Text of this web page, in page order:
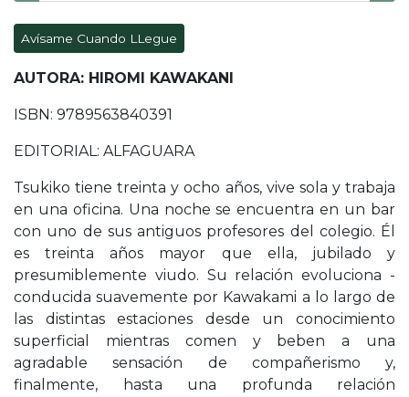
Avísame Cuando LLegue
AUTORA: HIROMI KAWAKANI
ISBN: 9789563840391
EDITORIAL: ALFAGUARA
Tsukiko tiene treinta y ocho años, vive sola y trabaja
en una oficina. Una noche se encuentra en un bar
con uno de sus antiguos profesores del colegio. Él
es treinta años mayor que ella, jubilado y
presumiblemente viudo. Su relación evoluciona -
conducida suavemente por Kawakami a lo largo de
las distintas estaciones desde un conocimiento
superficial mientras comen y beben a una
agradable sensación de compañerismo y,
finalmente, hasta una profunda relación